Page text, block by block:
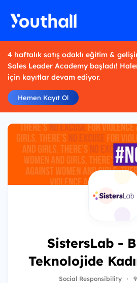
4 haftalık satış odaklı eğitim &
Sales Leader Academy başladı!
için kayıtlar devam ediyor.
Hemen Kayıt Ol
SistersLab -
Teknolojide
Social Responsibility ·